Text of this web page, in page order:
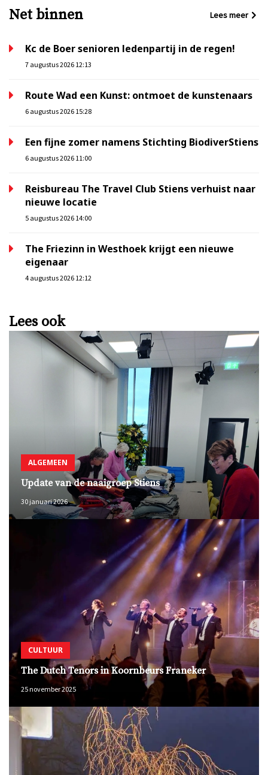
Net binnen Lees meer
Kc de Boer senioren ledenpartij in de regen!
7 augustus 2026 12:13
Route Wad een Kunst: ontmoet de kunstenaars
6 augustus 2026 15:28
Een fijne zomer namens Stichting BiodiverStiens
6 augustus 2026 11:00
Reisbureau The Travel Club Stiens verhuist naar
nieuwe locatie
5 augustus 2026 14:00
The Friezinn in Westhoek krijgt een nieuwe
eigenaar
4 augustus 2026 12:12
Lees ook
ALGEMEEN
Update van de naaigroep Stiens
30 januari 2026
CULTUUR
The Dutch Tenors in Koornbeurs Franeker
25 november 2025